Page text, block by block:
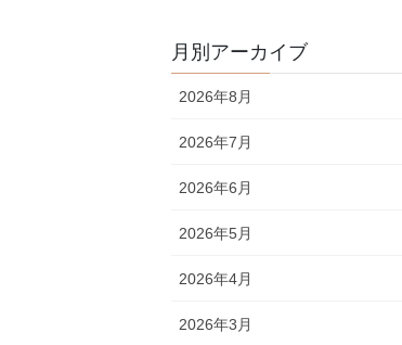
月別アーカイブ
2026年8月
2026年7月
2026年6月
2026年5月
2026年4月
2026年3月